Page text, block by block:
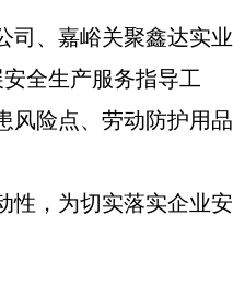
司、嘉峪关聚鑫达实业
全生产服务指导工
风险点、劳动防护用品
性，为切实落实企业安